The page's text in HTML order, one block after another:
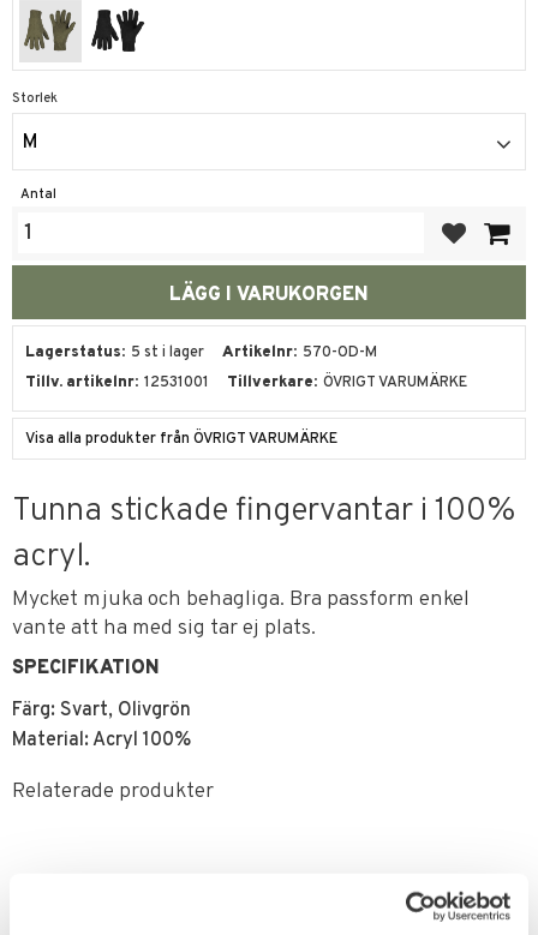
Storlek
M
Antal
Lagerstatus 5 st i lager Artikelnr 570-OD-M
Tillv. artikelnr 12531001 Tillverkare ÖVRIGT VARUMÄRKE
Visa alla produkter från ÖVRIGT VARUMÄRKE
Tunna stickade fingervantar i 100%
acryl.
Mycket mjuka och behagliga. Bra passform enkel
vante att ha med sig tar ej plats.
SPECIFIKATION
Färg: Svart, Olivgrön
Material: Acryl 100%
Relaterade produkter